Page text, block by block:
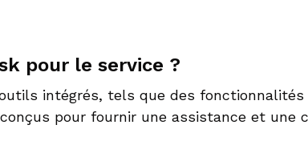
pour le service ?
intégrés, tels que des fonctionnalités
pour fournir une assistance et une